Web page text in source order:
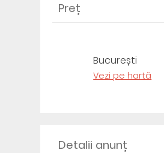
Preț
București
Vezi pe hartă
Detalii anunț